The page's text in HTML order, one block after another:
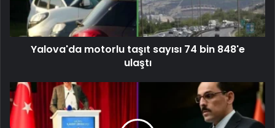
Yalova'da motorlu taşıt sayısı 74 bin 848'e
ulaştı